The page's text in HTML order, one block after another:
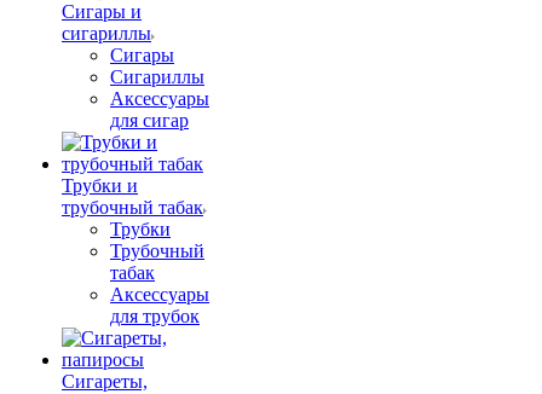
Сигары и
сигариллы
Сигары
Сигариллы
Аксессуары
для сигар
Трубки и
трубочный табак
Трубки
Трубочный
табак
Аксессуары
для трубок
Сигареты,